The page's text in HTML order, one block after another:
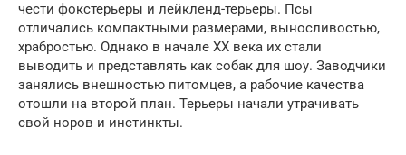
чести фокстерьеры и лейкленд-терьеры. Псы
отличались компактными размерами, выносливостью,
храбростью. Однако в начале XX века их стали
выводить и представлять как собак для шоу. Заводчики
занялись внешностью питомцев, а рабочие качества
отошли на второй план. Терьеры начали утрачивать
свой норов и инстинкты.